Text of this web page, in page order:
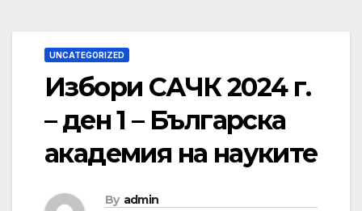
UNCATEGORIZED
Избори САЧК 2024 г.
– ден 1 – Българска
академия на науките
By admin